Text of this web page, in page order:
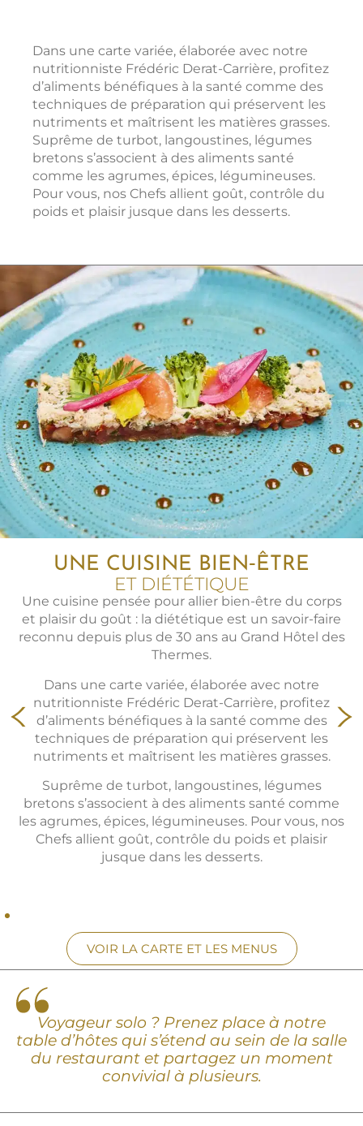
Dans une carte variée, élaborée avec notre
nutritionniste Frédéric Derat-Carrière, profitez
d’aliments bénéfiques à la santé comme des
techniques de préparation qui préservent les
nutriments et maîtrisent les matières grasses.
Suprême de turbot, langoustines, légumes
bretons s’associent à des aliments santé
comme les agrumes, épices, légumineuses.
Pour vous, nos Chefs allient goût, contrôle du
poids et plaisir jusque dans les desserts.
UNE CUISINE TRADITION
ET AUTHENTIQUE
C’est en toute simplicité que les richesses de notre
terroir sont mises à l’honneur dans cette carte
terre et mer.
poissons et crustacés, savourez les produits des
terres bretonnes et découvrez nos propositions
végétariennes.
À la carte, retrouvez nos Sashimis de daurade, filets
de Saint-Pierre ou Tajines de pintade, dans un
cadre convivial. L’originalité et la justesse de nos
desserts aussi beaux que bons, termineront en
beauté votre voyage culinaire.
VOIR LA CARTE ET LES MENUS
Voyageur solo ? Prenez place à notre
table d’hôtes qui s’étend au sein de la salle
du restaurant et partagez un moment
convivial à plusieurs.